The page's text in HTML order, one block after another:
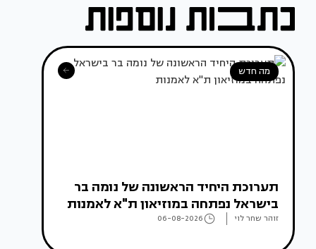
מה חדש
תערוכת היחיד הראשונה של נומה בר
בישראל נפתחה במוזיאון ת"א לאמנות
זוהר שחר לוי 06-08-2026